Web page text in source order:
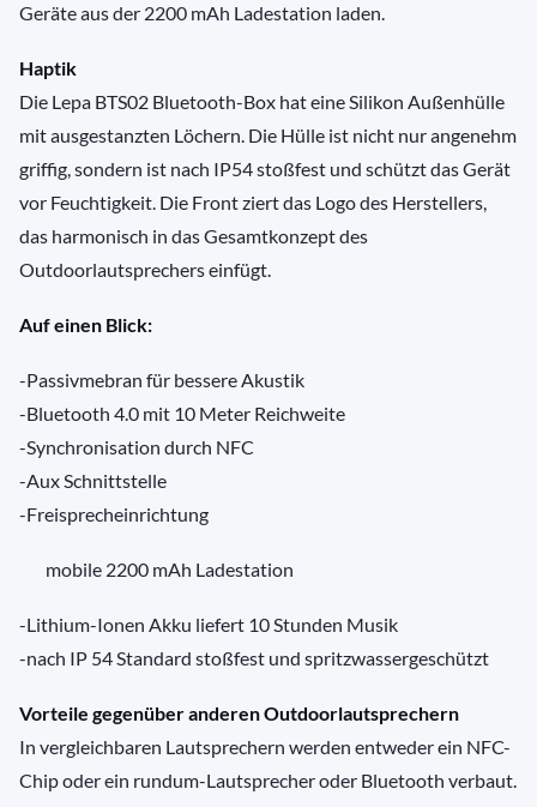
Geräte aus der 2200 mAh Ladestation laden.
Haptik
Die Lepa BTS02 Bluetooth-Box hat eine Silikon Außenhülle
mit ausgestanzten Löchern. Die Hülle ist nicht nur angenehm
griffig, sondern ist nach IP54 stoßfest und schützt das Gerät
vor Feuchtigkeit. Die Front ziert das Logo des Herstellers,
das harmonisch in das Gesamtkonzept des
Outdoorlautsprechers einfügt.
Auf einen Blick:
-Passivmebran für bessere Akustik
-Bluetooth 4.0 mit 10 Meter Reichweite
-Synchronisation durch NFC
-Aux Schnittstelle
-Freisprecheinrichtung
mobile 2200 mAh Ladestation
-Lithium-Ionen Akku liefert 10 Stunden Musik
-nach IP 54 Standard stoßfest und spritzwassergeschützt
Vorteile gegenüber anderen Outdoorlautsprechern
In vergleichbaren Lautsprechern werden entweder ein NFC-
Chip oder ein rundum-Lautsprecher oder Bluetooth verbaut.